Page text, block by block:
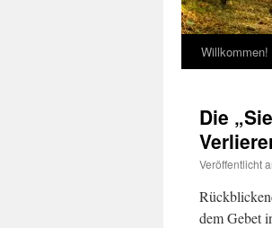
Willkommen!
Die
Veröffentlicht
dem Gebet